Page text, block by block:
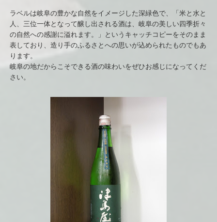
ラベルは岐阜の豊かな自然をイメージした深緑色で、「米と水と
人、三位一体となって醸し出される酒は、岐阜の美しい四季折々
の自然への感謝に溢れます。」というキャッチコピーをそのまま
表しており、造り手のふるさとへの思いが込められたものでもあ
ります。
岐阜の地だからこそできる酒の味わいをぜひお感じになってくだ
さい。